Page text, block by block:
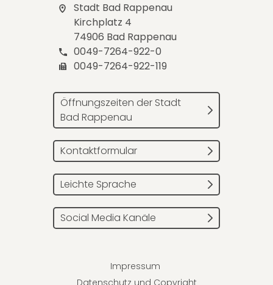
Stadt Bad Rappenau
Kirchplatz 4
74906 Bad Rappenau
0049-7264-922-0
0049-7264-922-119
Öffnungszeiten der Stadt
Bad Rappenau
Kontaktformular
Leichte Sprache
Social Media Kanäle
Impressum
Datenschutz und Copyright